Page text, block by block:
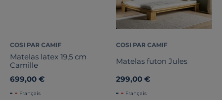
COSI PAR CAMIF
Matelas latex 19,5 cm
Camille
699,00 €
Français
COSI PAR CAMIF
Matelas futon Jules
299,00 €
Français